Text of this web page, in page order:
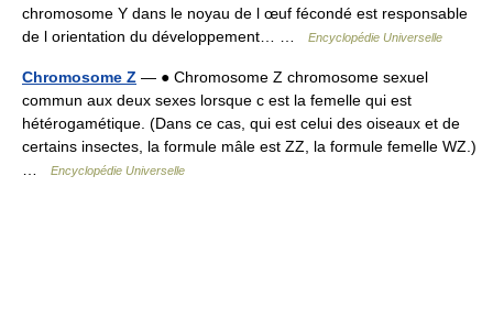
chromosome Y dans le noyau de l œuf fécondé est responsable
de l orientation du développement… …
Encyclopédie Universelle
Chromosome Z — ● Chromosome Z chromosome sexuel
commun aux deux sexes lorsque c est la femelle qui est
hétérogamétique. (Dans ce cas, qui est celui des oiseaux et de
certains insectes, la formule mâle est ZZ, la formule femelle WZ.)
Encyclopédie Universelle